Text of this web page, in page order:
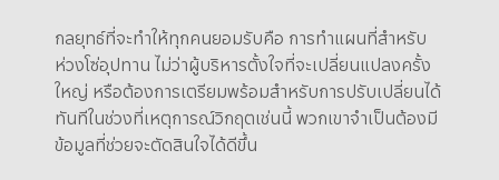
กลยุทธ์ที่จะทำให้ทุกคนยอมรับคือ การทำแผนที่สำหรับ
ห่วงโซ่อุปทาน ไม่ว่าผู้บริหารตั้งใจที่จะเปลี่ยนแปลงครั้ง
ใหญ่ หรือต้องการเตรียมพร้อมสำหรับการปรับเปลี่ยนได้
ทันทีในช่วงที่เหตุการณ์วิกฤตเช่นนี้ พวกเขาจำเป็นต้องมี
ข้อมูลที่ช่วยจะตัดสินใจได้ดีขึ้น